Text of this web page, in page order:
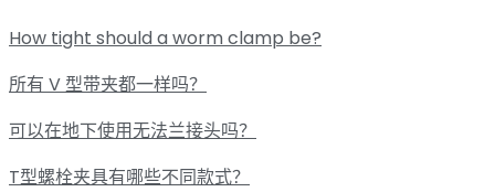
How tight should a worm clamp be?
所有 V 型带夹都一样吗？
可以在地下使用无法兰接头吗？
T型螺栓夹具有哪些不同款式？